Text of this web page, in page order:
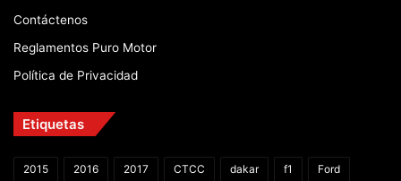
Contáctenos
Reglamentos Puro Motor
Política de Privacidad
Etiquetas
2015 2016 2017 CTCC dakar f1 Ford